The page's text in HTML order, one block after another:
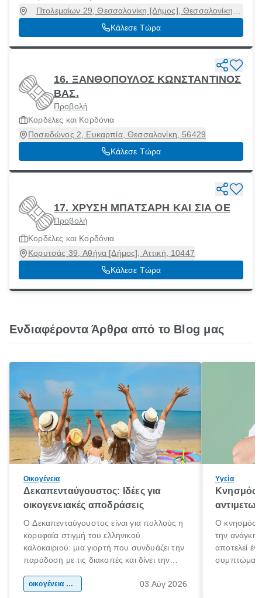
Πτολεμαίων 29, Θεσσαλονίκη [Δήμος], Θεσσαλονίκη,
54630
Κάλεσε Τώρα
16. ΞΑΝΘΟΠΟΥΛΟΣ ΚΩΝΣΤΑΝΤΙΝΟΣ
ΒΑΣ.
Προβολή
Κορδέλες και Κορδόνια
Ποσειδώνος 2, Ευκαρπία, Θεσσαλονίκη, 56429
Κάλεσε Τώρα
17. ΧΡΥΣΗ ΜΠΑΤΣΑΡΗ ΚΑΙ ΣΙΑ ΟΕ
Προβολή
Κορδέλες και Κορδόνια
Κορυτσάς 39, Αθήνα [Δήμος], Αττική, 10447
Κάλεσε Τώρα
Ενδιαφέροντα Άρθρα από το Blog μας
Οικογένεια
Δεκαπενταύγουστος: Ιδέες για
οικογενειακές αποδράσεις
Ο Δεκαπενταύγουστος είναι για πολλούς η
κορυφαία στιγμή του ελληνικού
καλοκαιριού: μια γιορτή που συνδυάζει την
παράδοση με τις διακοπές και δίνει την
χώρας. Είτε πρόκειται για λίγες μέρες
οικογένεια & παιδί 03 Αύγ 2026
Υγεία
Κνησμός:
Ο κνησμός
την ανάγκη
αποτελεί